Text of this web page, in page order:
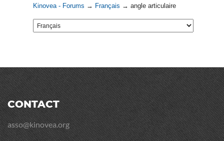
Kinovea - Forums → Français →angle articulaire
CONTACT
asso@kinovea.org